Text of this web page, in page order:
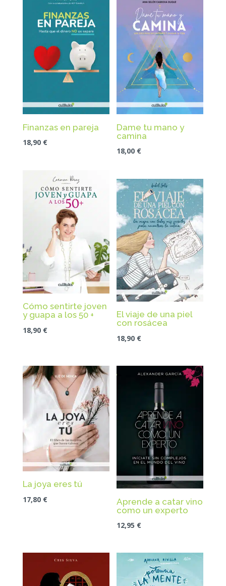
Finanzas en pareja
18,90 €
Dame tu mano y
camina
18,00 €
Cómo sentirte joven
y guapa a los 50 +
18,90 €
El viaje de una piel
con rosácea
18,90 €
La joya eres tú
17,80 €
Aprende a catar vino
como un experto
12,95 €